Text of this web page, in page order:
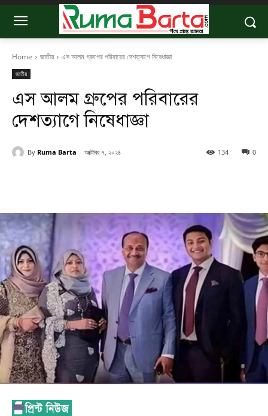
Home জাতীয় এস আলম গ্রুপের পরিবারের দেশত্যাগে নিষেধাজ্ঞা
জাতীয়
এস আলম গ্রুপের পরিবারের
দেশত্যাগে নিষেধাজ্ঞা
By Ruma Barta অক্টোবর ৭, ২০২৪ 0
134